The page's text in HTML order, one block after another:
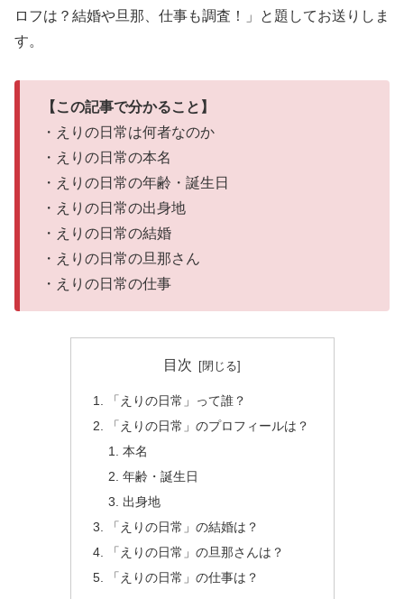
ロフは？結婚や旦那、仕事も調査！」と題してお送りしま
す。
【この記事で分かること】
・えりの日常は何者なのか
・えりの日常の本名
・えりの日常の年齢・誕生日
・えりの日常の出身地
・えりの日常の結婚
・えりの日常の旦那さん
・えりの日常の仕事
目次
「えりの日常」って誰？
「えりの日常」のプロフィールは？
本名
年齢・誕生日
出身地
「えりの日常」の結婚は？
「えりの日常」の旦那さんは？
「えりの日常」の仕事は？